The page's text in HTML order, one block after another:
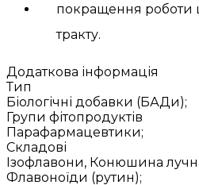
покращення роботи
тракту.
Додаткова інформація
Тип
Біологічні добавки (БАДи);
Групи фітопродуктів
Парафармацевтики;
Складові
Ізофлавони, Конюшина
Флавоноїди (рутин);